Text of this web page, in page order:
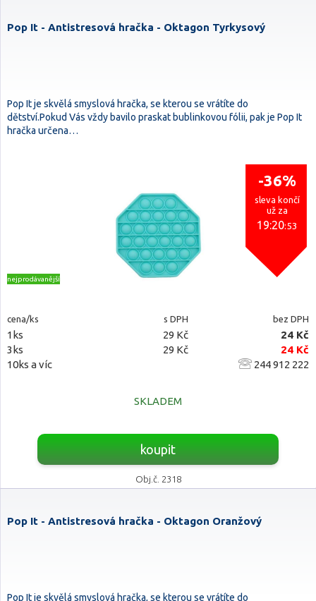
Pop It - Antistresová hračka - Oktagon Tyrkysový
Pop It je skvělá smyslová hračka, se kterou se vrátíte do
dětství.Pokud Vás vždy bavilo praskat bublinkovou fólii, pak je Pop It
hračka určena…
-36%
sleva končí
už za
19:20:52
nejprodávanější
cena/ks s DPH bez DPH
1ks 29 Kč
24 Kč
3ks
29 Kč
24 Kč
10ks a víc
244 912 222
SKLADEM
koupit
Obj.č. 2318
Pop It - Antistresová hračka - Oktagon Oranžový
Pop It je skvělá smyslová hračka, se kterou se vrátíte do